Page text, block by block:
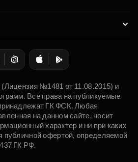
№1481 от 11.08.2015) и
Все права на публикуемые
ГК ФСК. Любая
на данном сайте, носит
характер и ни при каких
публичной офертой, определяемой
ГК РФ.